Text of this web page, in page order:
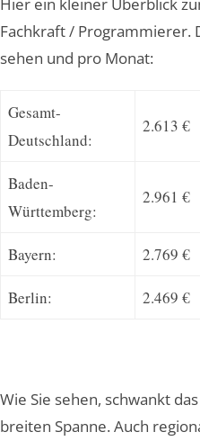
Fachkraft / Programmierer.
sehen und pro Monat:
Gesamt-
Deutschland:
2.613 €
Baden-
Württemberg:
2.961 €
Bayern: 2.769 €
Berlin: 2.469 €
Wie Sie sehen, schwankt
breiten Spanne. Auch